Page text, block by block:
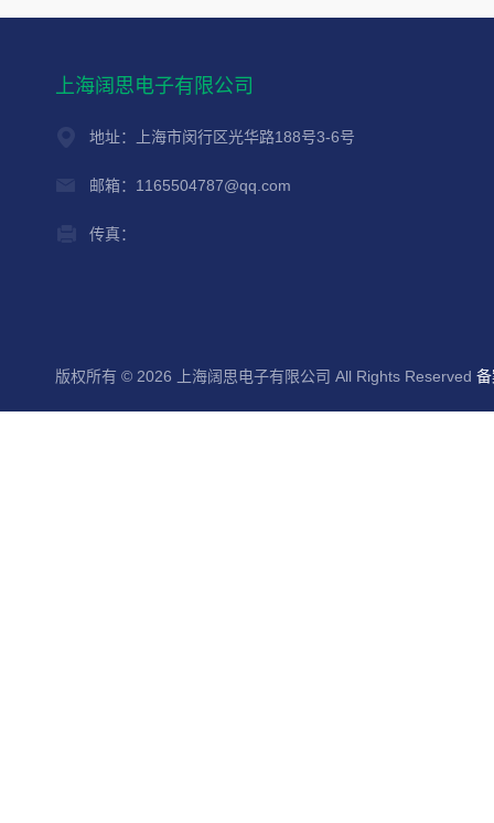
上海阔思电子有限公司
地址：上海市闵行区光华路188号3-6号
邮箱：1165504787@qq.com
传真：
版权所有 © 2026 上海阔思电子有限公司 All Rights Reserved